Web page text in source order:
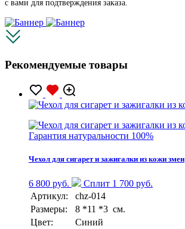
с вами для подтверждения заказа.
Рекомендуемые товары
Гарантия натуральности 100%
Чехол для сигарет и зажигалки из кожи змеи
6 800 руб.
Сплит 1 700 руб.
Артикул:
chz-014
Размеры:
8 *11 *3 см.
Цвет:
Синий